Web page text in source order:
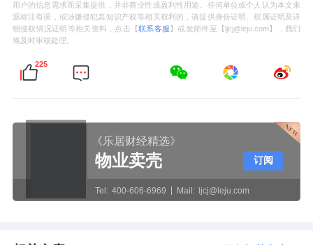
用户的信息需求而采集提供，并非商业性或盈利性用途。任何单位或个人认为本文来
源标注有误，或涉嫌侵犯其知识产权等相关权利的，请提供身份证明、权属证明及详
细侵权情况证明等相关资料，点击【联系客服 】或发邮件至【ljcj@leju.com】，我们
将及时审核处理。
225
《乐居财经精选》
物业卖壳
Tel: 400-606-6969 Mail: ljcj@leju.com
订阅